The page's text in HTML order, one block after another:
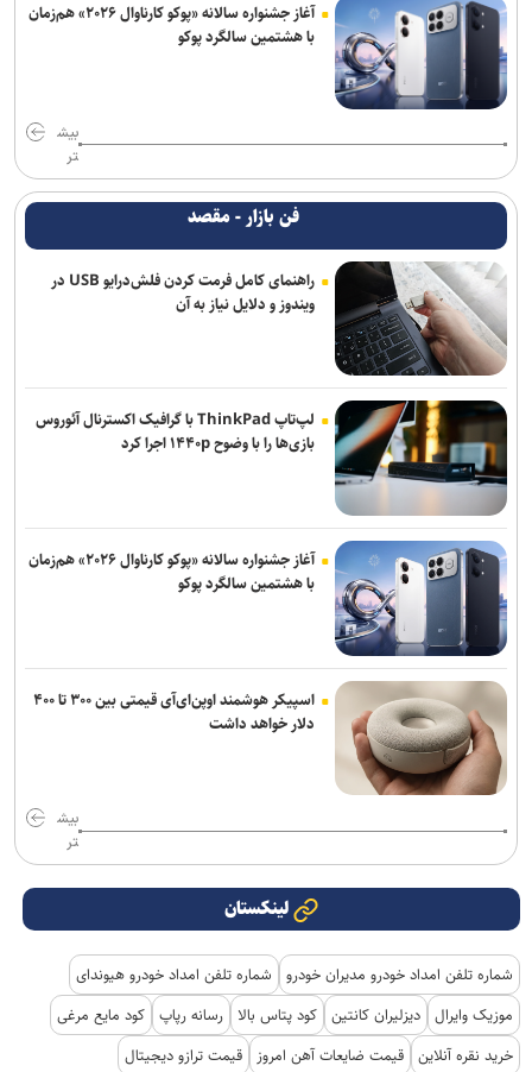
آغاز جشنواره سالانه «پوکو کارناوال ۲۰۲۶» هم‌زمان
با هشتمین سالگرد پوکو
بیش
تر
فن بازار - مقصد
راهنمای کامل فرمت کردن فلش‌درایو USB در
ویندوز و دلایل نیاز به آن
لپ‌تاپ ThinkPad با گرافیک اکسترنال آئوروس
بازی‌ها را با وضوح ۱۴۴۰p اجرا کرد
آغاز جشنواره سالانه «پوکو کارناوال ۲۰۲۶» هم‌زمان
با هشتمین سالگرد پوکو
اسپیکر هوشمند اوپن‌ای‌آی قیمتی بین ۳۰۰ تا ۴۰۰
دلار خواهد داشت
بیش
تر
لینکستان
شماره تلفن امداد خودرو مدیران خودرو
شماره تلفن امداد خودرو هیوندای
موزیک وایرال دیزلیران کانتین کود پتاس بالا رسانه رپاپ کود مایع مرغی
خرید نقره آنلاین قیمت ضایعات آهن امروز
قیمت ترازو دیجیتال